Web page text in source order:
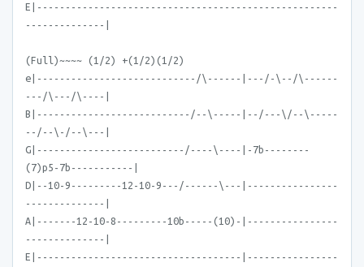
E|-----------------------------------------------------
--------------|
(Full)~~~~ (1/2) +(1/2)(1/2)
e|----------------------------/\------|---/-\--/\------
---/\---/\----|
B|---------------------------/--\-----|--/---\/--\-----
--/--\-/--\---|
G|--------------------------/----\----|-7b--------
(7)p5-7b-----------|
D|--10-9---------12-10-9---/------\---|----------------
--------------|
A|-------12-10-8---------10b-----(10)-|----------------
--------------|
E|------------------------------------|----------------